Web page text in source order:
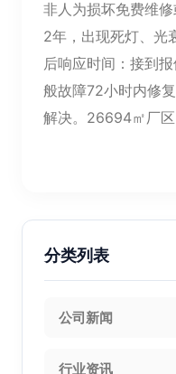
非人为损坏免费维
2年，出现死灯、光
后响应时间：接到
般故障72小时内修
解决。26694㎡厂
分类列表
公司新闻
行业资讯